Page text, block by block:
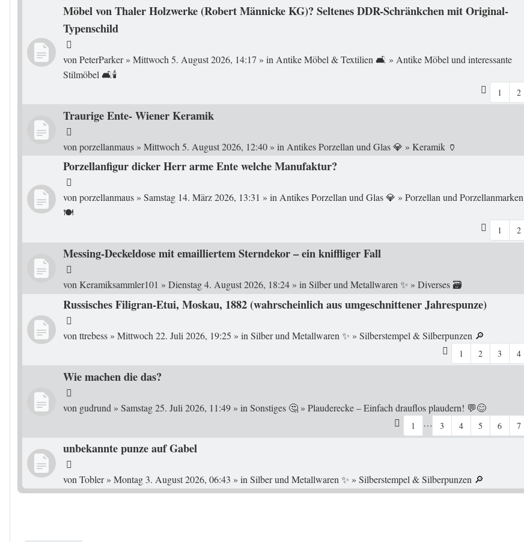
Möbel von Thaler Holzwerke (Robert Männicke KG)? Seltenes DDR-Schränkchen mit Original-
Typenschild
von PeterParker» Mittwoch 5. August 2026, 14:17 » in Antike Möbel & Textilien 🛋️ » Antike Möbel und interessante
Stilmöbel 🛋️🕯️
1 2
Traurige Ente- Wiener Keramik
von porzellanmaus » Mittwoch 5. August 2026, 12:40 » in Antikes Porzellan und Glas 💎 » Keramik 🏺
Porzellanfigur dicker Herr arme Ente welche Manufaktur?
vonporzellanmaus » Samstag 14. März 2026, 13:31 » inAntikes Porzellan und Glas 💎 » Porzellan und Porzellanmarken
🍽️
1 2
Messing-Deckeldose mit emailliertem Sterndekor – ein kniffliger Fall
von Keramiksammler101 » Dienstag 4. August 2026, 18:24 » in Silber und Metallwaren ✨ » Diverses 🗃️
Russisches Filigran-Etui, Moskau, 1882 (wahrscheinlich aus umgeschnittener Jahrespunze)
von ttrebess » Mittwoch 22. Juli 2026, 19:25 » in Silber und Metallwaren ✨ » Silberstempel & Silberpunzen 🔎
1 2 3 4
Wie machen die das?
von gudrund » Samstag 25. Juli 2026, 11:49 » in Sonstiges 🤔 » Plauderecke – Einfach drauflos plaudern! 💬😊
1 … 3 4 5 6 7
unbekannte punze auf Gabel
vonTobler» Montag 3. August 2026, 06:43 » inSilber und Metallwaren ✨ » Silberstempel & Silberpunzen 🔎